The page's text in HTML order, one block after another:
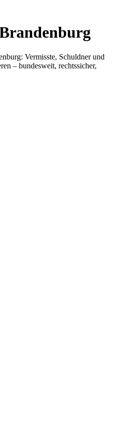
Vermisste, Schuldner und
– bundesweit, rechtssicher,